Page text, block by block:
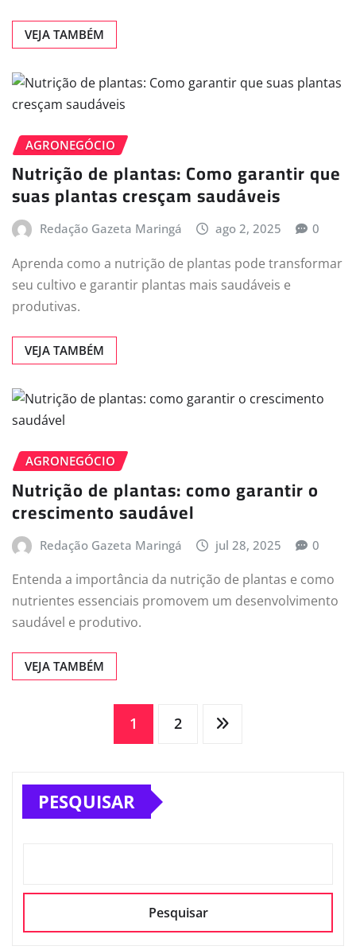
VEJA TAMBÉM
AGRONEGÓCIO
Nutrição de plantas: Como garantir que
suas plantas cresçam saudáveis
Redação Gazeta Maringá ago 2, 2025 0
Aprenda como a nutrição de plantas pode transformar
seu cultivo e garantir plantas mais saudáveis e
produtivas.
VEJA TAMBÉM
AGRONEGÓCIO
Nutrição de plantas: como garantir o
crescimento saudável
Redação Gazeta Maringá jul 28, 2025 0
Entenda a importância da nutrição de plantas e como
nutrientes essenciais promovem um desenvolvimento
saudável e produtivo.
VEJA TAMBÉM
Paginação
de
posts
1 2
PESQUISAR
Pesquisar